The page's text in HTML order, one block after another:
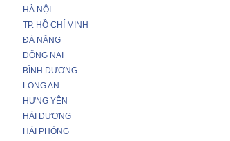
HÀ NỘI
TP. HỒ CHÍ MINH
ĐÀ NẴNG
ĐỒNG NAI
BÌNH DƯƠNG
LONG AN
HƯNG YÊN
HẢI DƯƠNG
HẢI PHÒNG